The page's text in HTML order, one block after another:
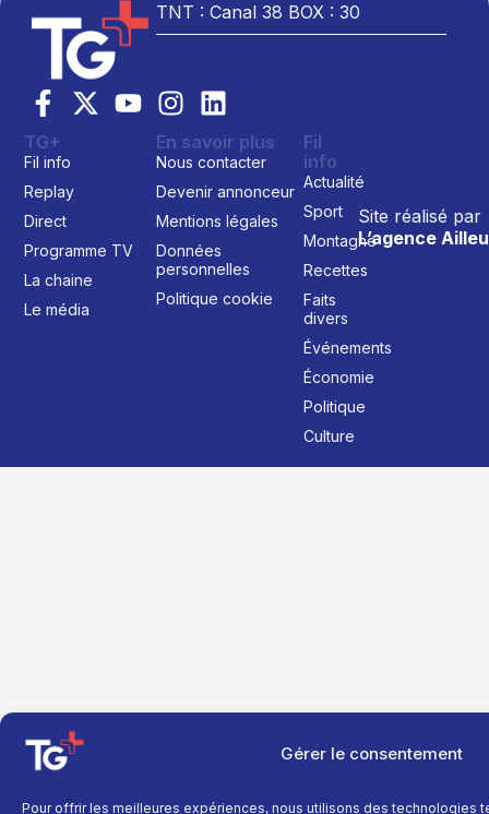
Gérer le consentement
Pour offrir les meilleures expériences, nous utilisons des technologies
TNT : Canal 38 BOX : 30
Site réalisé par
L’agence
TG+
Fil info
Replay
Direct
Programme TV
La chaine
Le média
En savoir plus
Nous contacter
Devenir annonceur
Mentions légales
Données
personnelles
Politique cookie
Fil
info
Actualité
Sport
Montagne
Recettes
Faits
divers
Événements
Économie
Politique
Culture